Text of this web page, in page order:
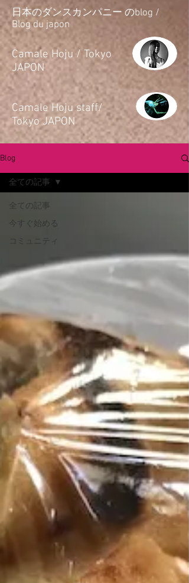
日本のダンスカンパニー のblog /
Blog du japon
​Camale Hoju / Tokyo
JAPON
​Camale Hoju staff/
Tokyo JAPON
Blog
全ての記事
今すぐ始める
コミュニティ
全ての記事